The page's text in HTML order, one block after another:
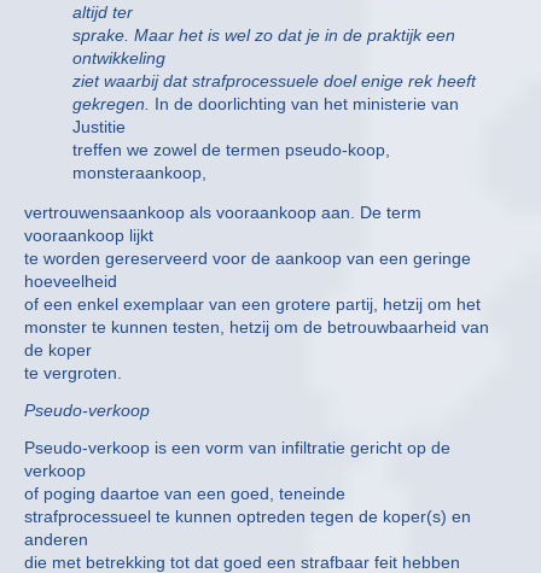
altijd ter
sprake. Maar het is wel zo dat je in de praktijk een
ontwikkeling
ziet waarbij dat strafprocessuele doel enige rek heeft
gekregen.
In de doorlichting van het ministerie van
Justitie
treffen we zowel de termen pseudo-koop,
monsteraankoop,
vertrouwensaankoop als vooraankoop aan. De term
vooraankoop lijkt
te worden gereserveerd voor de aankoop van een geringe
hoeveelheid
of een enkel exemplaar van een grotere partij, hetzij om het
monster te kunnen testen, hetzij om de betrouwbaarheid van
de koper
te vergroten.
Pseudo-verkoop
Pseudo-verkoop is een vorm van infiltratie gericht op de
verkoop
of poging daartoe van een goed, teneinde
strafprocessueel te kunnen optreden tegen de koper(s) en
anderen
die met betrekking tot dat goed een strafbaar feit hebben